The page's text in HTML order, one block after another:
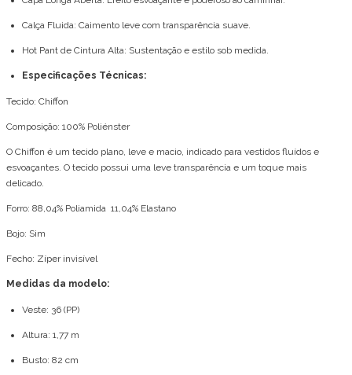
Calça Fluida: Caimento leve com transparência suave.
Hot Pant de Cintura Alta: Sustentação e estilo sob medida.
Especificações Técnicas:
Tecido: Chiffon
Composição: 100% Poliénster
O Chiffon é um tecido plano, leve e macio, indicado para vestidos fluídos e
esvoaçantes. O tecido possui uma leve transparência e um toque mais
delicado.
Forro: 88,04% Poliamida 11,04% Elastano
Bojo: Sim
Fecho: Zíper invisível
Medidas da modelo:
Veste: 36 (PP)
Altura: 1,77 m
Busto: 82 cm